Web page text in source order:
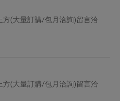
方(大量訂購/包月洽詢)留言洽
方(大量訂購/包月洽詢)留言洽